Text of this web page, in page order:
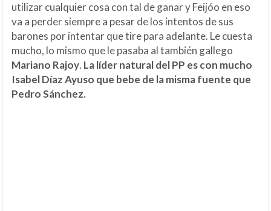
utilizar cualquier cosa con tal de ganar y Feijóo en eso
va a perder siempre a pesar de los intentos de sus
barones por intentar que tire para adelante. Le cuesta
mucho, lo mismo que le pasaba al también gallego
Mariano Rajoy. La líder natural del PP es con mucho
Isabel Díaz Ayuso que bebe de la misma fuente que
Pedro Sánchez.